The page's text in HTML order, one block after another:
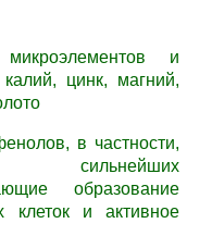
и
цинк, магний,
в частности,
образование
клеток и активное